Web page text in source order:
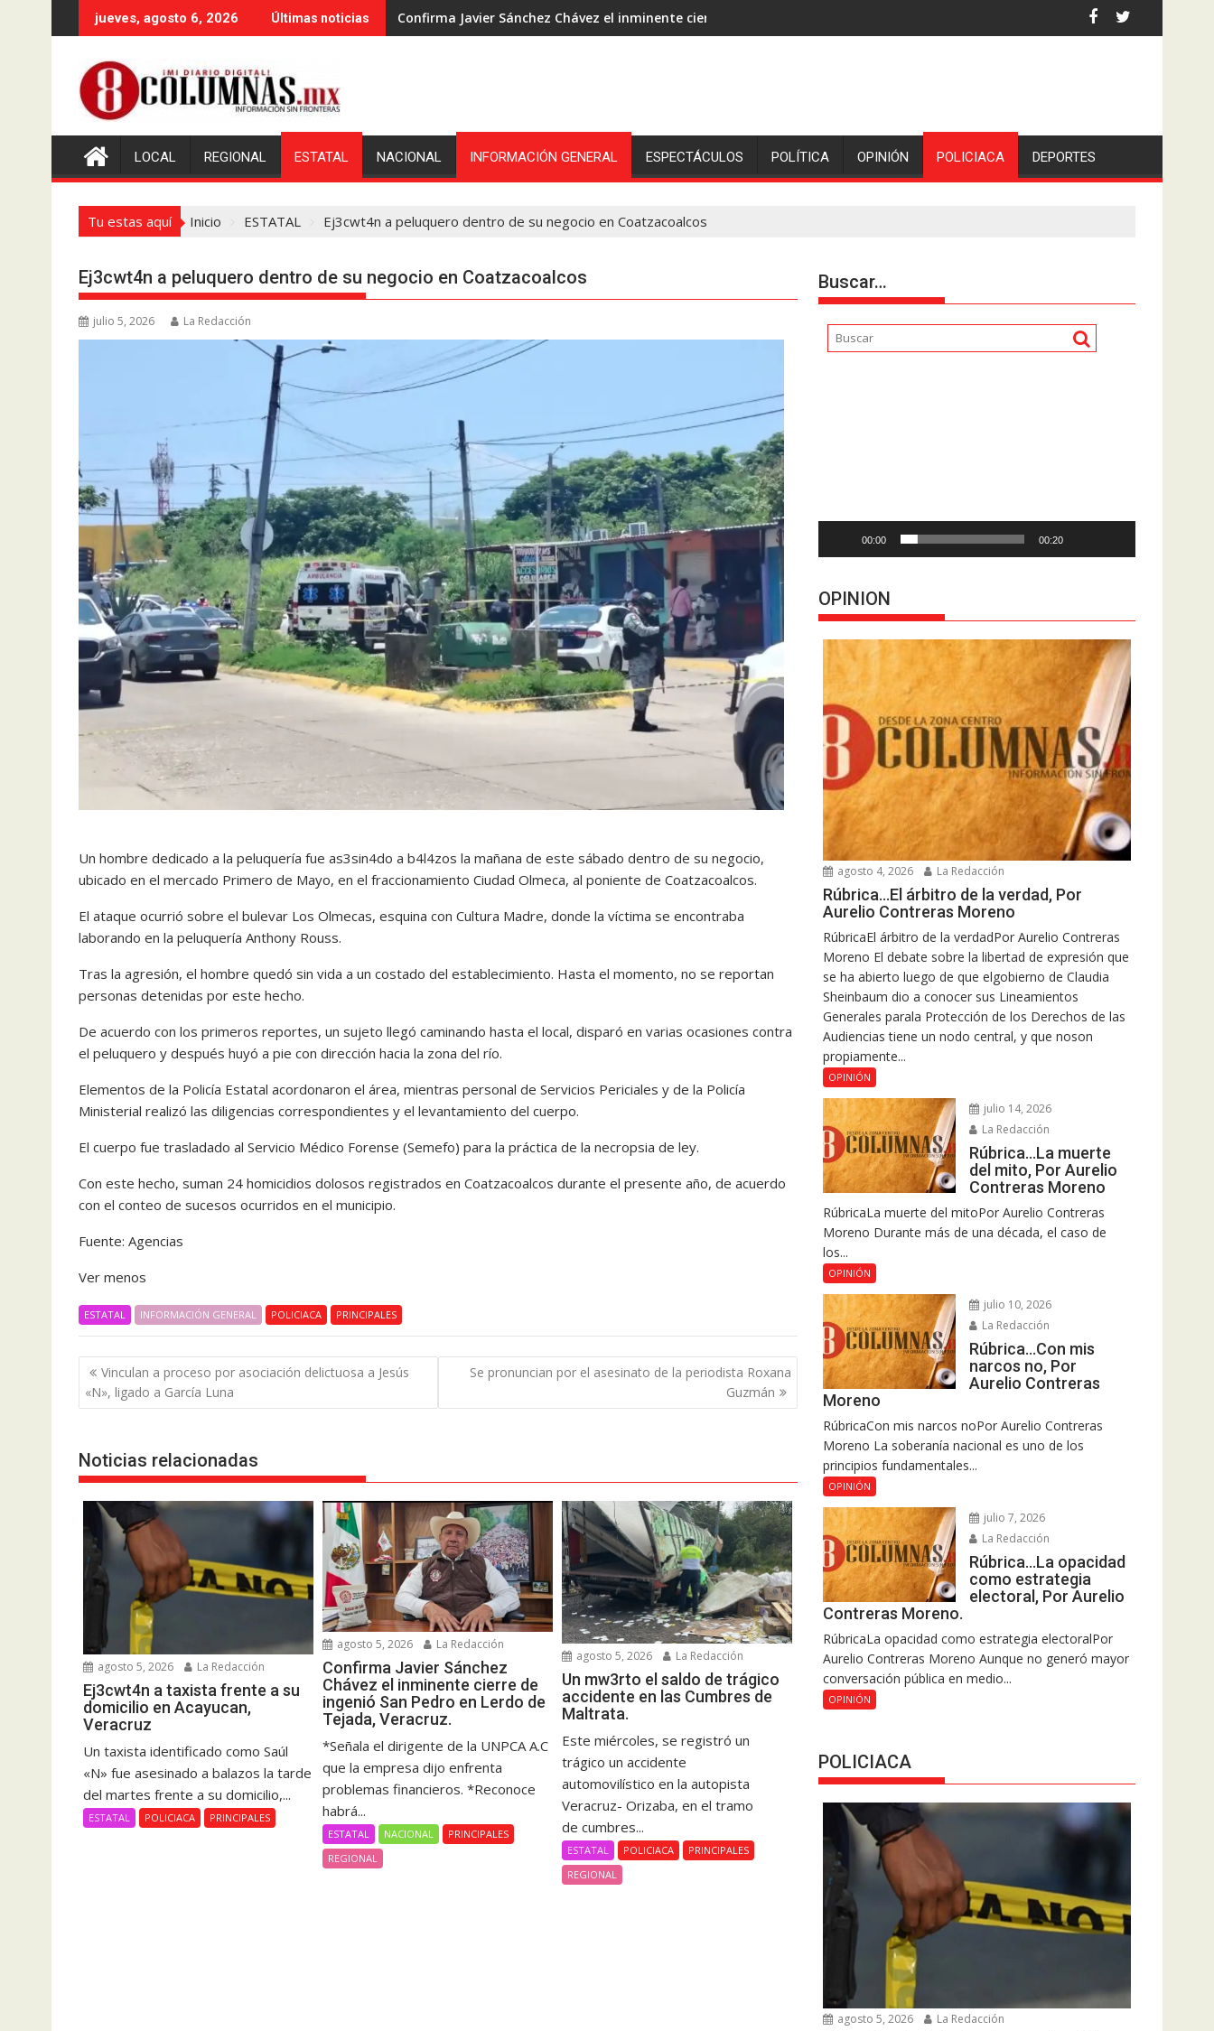
al
jueves, agosto 6, 2026 Últimas noticias Confirma Javier Sánchez Chávez el inminente cierre de ingenió San Pedro en Lerdo de Tejada, Veracruz.
LOCAL REGIONAL ESTATAL NACIONAL INFORMACIÓN GENERAL ESPECTÁCULOS POLÍTICA OPINIÓN POLICIACA DEPORTES
Tu estas aquí Inicio ESTATAL Ej3cwt4n a peluquero dentro de su negocio en Coatzacoalcos
Ej3cwt4n a peluquero dentro de su negocio en Coatzacoalcos
julio 5, 2026 La Redacción
Un hombre dedicado a la peluquería fue as3sin4do a b4l4zos la mañana de este sábado dentro de su negocio,
ubicado en el mercado Primero de Mayo, en el fraccionamiento Ciudad Olmeca, al poniente de Coatzacoalcos.
El ataque ocurrió sobre el bulevar Los Olmecas, esquina con Cultura Madre, donde la víctima se encontraba
laborando en la peluquería Anthony Rouss.
Tras la agresión, el hombre quedó sin vida a un costado del establecimiento. Hasta el momento, no se reportan
personas detenidas por este hecho.
De acuerdo con los primeros reportes, un sujeto llegó caminando hasta el local, disparó en varias ocasiones contra
el peluquero y después huyó a pie con dirección hacia la zona del río.
Elementos de la Policía Estatal acordonaron el área, mientras personal de Servicios Periciales y de la Policía
Ministerial realizó las diligencias correspondientes y el levantamiento del cuerpo.
El cuerpo fue trasladado al Servicio Médico Forense (Semefo) para la práctica de la necropsia de ley.
Con este hecho, suman 24 homicidios dolosos registrados en Coatzacoalcos durante el presente año, de acuerdo
con el conteo de sucesos ocurridos en el municipio.
Fuente: Agencias
Ver menos
ESTATAL INFORMACIÓN GENERAL POLICIACA PRINCIPALES
Navegación
de
entradas
Vinculan a proceso por asociación delictuosa a Jesús
«N», ligado a García Luna
Se pronuncian por el asesinato de la periodista Roxana
Guzmán
Noticias relacionadas
agosto 5, 2026 La Redacción
Ej3cwt4n a taxista frente a su
domicilio en Acayucan,
Veracruz
Un taxista identificado como Saúl
«N» fue asesinado a balazos la tarde
del martes frente a su domicilio,...
ESTATAL POLICIACA PRINCIPALES
agosto 5, 2026 La Redacción
Confirma Javier Sánchez
Chávez el inminente cierre de
ingenió San Pedro en Lerdo de
Tejada, Veracruz.
*Señala el dirigente de la UNPCA A.C
que la empresa dijo enfrenta
problemas financieros. *Reconoce
habrá...
ESTATAL NACIONAL
PRINCIPALES
REGIONAL
agosto 5, 2026 La Redacción
Un mw3rto el saldo de trágico
accidente en las Cumbres de
Maltrata.
Este miércoles, se registró un
trágico un accidente
automovilístico en la autopista
Veracruz- Orizaba, en el tramo
de cumbres...
ESTATAL POLICIACA
PRINCIPALES
REGIONAL
Buscar…
00:00 00:20
OPINION
agosto 4, 2026 La Redacción
Rúbrica…El árbitro de la verdad, Por
Aurelio Contreras Moreno
RúbricaEl árbitro de la verdadPor Aurelio Contreras
Moreno El debate sobre la libertad de expresión que
se ha abierto luego de que elgobierno de Claudia
Sheinbaum dio a conocer sus Lineamientos
Generales parala Protección de los Derechos de las
Audiencias tiene un nodo central, y que noson
propiamente...
OPINIÓN
julio 14, 2026
La Redacción
Rúbrica…La muerte
del mito, Por Aurelio
Contreras Moreno
RúbricaLa muerte del mitoPor Aurelio Contreras
Moreno Durante más de una década, el caso de
los...
OPINIÓN
julio 10, 2026
La Redacción
Rúbrica…Con mis
narcos no, Por
Aurelio Contreras
Moreno
RúbricaCon mis narcos noPor Aurelio Contreras
Moreno La soberanía nacional es uno de los
principios fundamentales...
OPINIÓN
julio 7, 2026
La Redacción
Rúbrica…La opacidad
como estrategia
electoral, Por Aurelio
Contreras Moreno.
RúbricaLa opacidad como estrategia electoralPor
Aurelio Contreras Moreno Aunque no generó mayor
conversación pública en medio...
OPINIÓN
POLICIACA
agosto 5, 2026 La Redacción